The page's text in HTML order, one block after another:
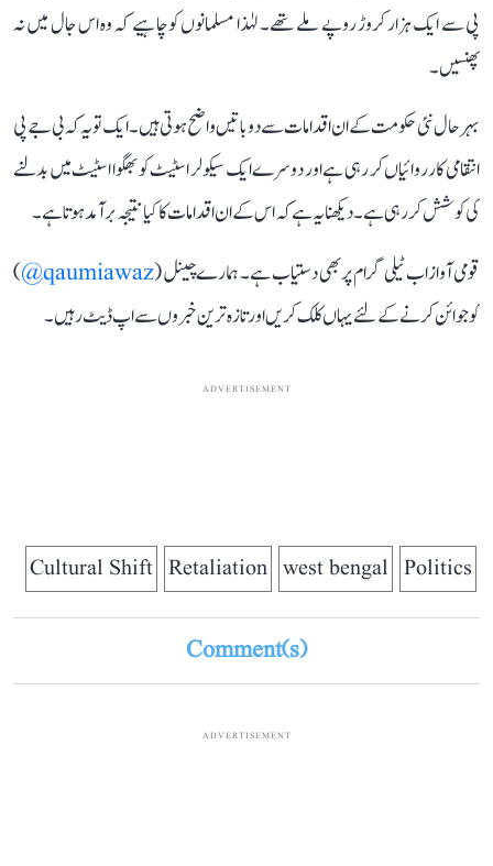
پی سے ایک ہزار کروڑ روپے ملے تھے۔ لہٰذا مسلمانوں کو چاہیے کہ وہ اس جال میں نہ
پھنسیں۔
بہرحال نئی حکومت کے ان اقدامات سے دو باتیں واضح ہوتی ہیں۔ ایک تو یہ کہ بی جے پی
انتقامی کارروائیاں کر رہی ہے اور دوسرے ایک سیکولر اسٹیٹ کو بھگوا اسٹیٹ میں بدلنے
کی کوشش کر رہی ہے۔ دیکھنا یہ ہے کہ اس کے ان اقدامات کا کیا نتیجہ برآمد ہوتا ہے۔
قومی آواز اب ٹیلی گرام پر بھی دستیاب ہے۔ ہمارے چینل (qaumiawaz@
)
کو جوائن کرنے کے لئے یہاں کلک کریں اور تازہ ترین خبروں سے اپ ڈیٹ رہیں۔
ADVERTISEMENT
Politics
west bengal
Retaliation
Cultural Shift
Comment(s)
ADVERTISEMENT